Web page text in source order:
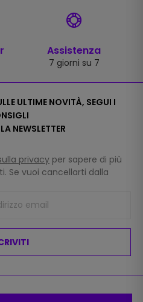
Assistenza
7 giorni su 7
ULTIME NOVITÀ, SEGUI I
NEWSLETTER
privacy per sapere di più
Se vuoi cancellarti dalla